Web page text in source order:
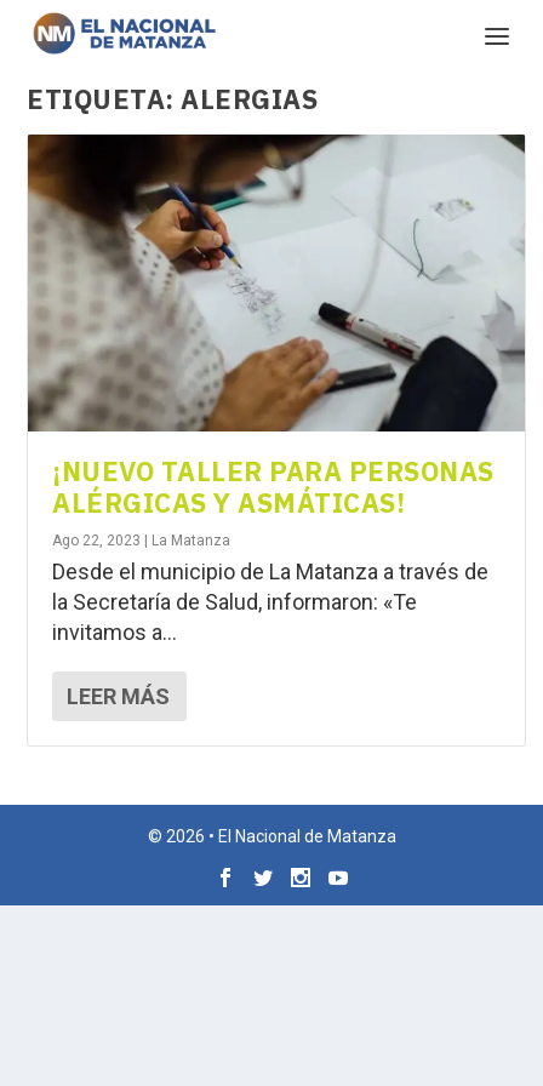
ETIQUETA:ALERGIAS
¡NUEVO TALLER PARA PERSONAS
ALÉRGICAS Y ASMÁTICAS!
Ago 22, 2023 La Matanza
Desde el municipio de La Matanza a través de
la Secretaría de Salud, informaron: «Te
invitamos a...
LEER MÁS
© 2026 • El Nacional de Matanza